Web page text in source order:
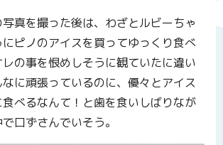
真を撮った後は、わざとルビーちゃ
ピノのアイスを買ってゆっくり食べ
の事を恨めしそうに観ていたに違い
に頑張っているのに、優々とアイス
べるなんて！と歯を食いしばりなが
口ずさんでいそう。